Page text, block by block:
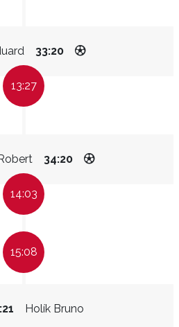
33:20
13:27
34:20
14:03
15:08
Holík Bruno